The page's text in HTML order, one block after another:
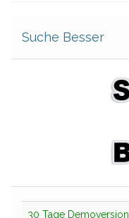
Suche Besser
30 Tage Demoversion